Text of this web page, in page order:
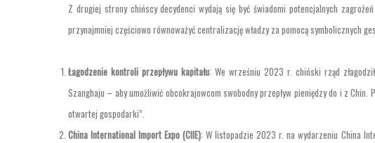
Z drugiej strony chińscy decydenci wydają się być świadomi potencjalnych
przynajmniej częściowo równoważyć centralizację władzy za pomocą symbolicznych
Łagodzenie kontroli przepływu kapitału: We wrześniu 2023 r. chiński rząd
Szanghaju – aby umożliwić obcokrajowcom swobodny przepływ pieniędzy do i z
otwartej gospodarki”.
China International Import Expo (CIIE): W listopadzie 2023 r. na wydarzeniu China